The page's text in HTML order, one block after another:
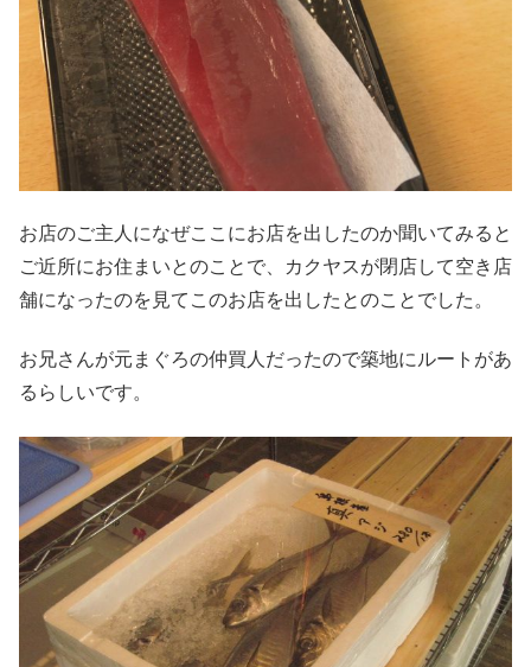
お店のご主人になぜここにお店を出したのか聞いてみると
ご近所にお住まいとのことで、カクヤスが閉店して空き店
舗になったのを見てこのお店を出したとのことでした。
お兄さんが元まぐろの仲買人だったので築地にルートがあ
るらしいです。